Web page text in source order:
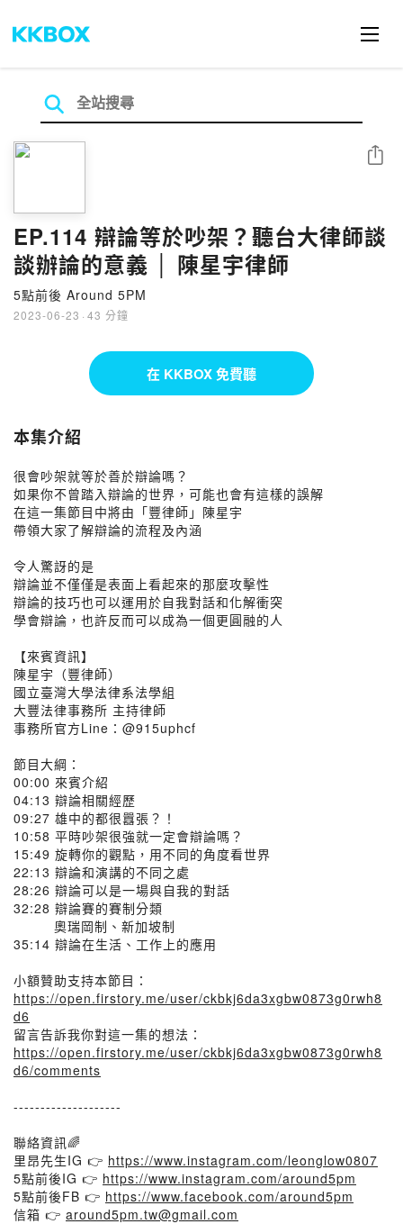
EP.114 辯論等於吵架？聽台大律師談
談辦論的意義 │ 陳星宇律師
5點前後 Around 5PM
2023-06-23 · 43 分鐘
分享
在 KKBOX 免費聽
本集介紹
很會吵架就等於善於辯論嗎？
如果你不曾踏入辯論的世界，可能也會有這樣的誤解
在這一集節目中將由「豐律師」陳星宇
帶領大家了解辯論的流程及內涵
令人驚訝的是
辯論並不僅僅是表面上看起來的那麼攻擊性
辯論的技巧也可以運用於自我對話和化解衝突
學會辯論，也許反而可以成為一個更圓融的人
【來賓資訊】
陳星宇（豐律師）
國立臺灣大學法律系法學組
大豐法律事務所 主持律師
事務所官方Line：@915uphcf
節目大綱：
00:00 來賓介紹
04:13 辯論相關經歷
09:27 雄中的都很囂張？！
10:58 平時吵架很強就一定會辯論嗎？
15:49 旋轉你的觀點，用不同的角度看世界
22:13 辯論和演講的不同之處
28:26 辯論可以是一場與自我的對話
32:28 辯論賽的賽制分類
奧瑞岡制、新加坡制
35:14 辯論在生活、工作上的應用
小額贊助支持本節目：
https://open.firstory.me/user/ckbkj6da3xgbw0873g0rwh8
d6
留言告訴我你對這一集的想法：
https://open.firstory.me/user/ckbkj6da3xgbw0873g0rwh8
d6/comments
--------------------
聯絡資訊🌈
里昂先生IG 👉 https://www.instagram.com/leonglow0807
5點前後IG 👉 https://www.instagram.com/around5pm
5點前後FB 👉 https://www.facebook.com/around5pm
信箱 👉 around5pm.tw@gmail.com